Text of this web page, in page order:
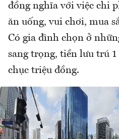
đồng nghĩa với việc chi
ăn uống, vui chơi, mua
Có gia đình chọn ở
sang trọng, tiền lưu trú 1
chục triệu đồng.